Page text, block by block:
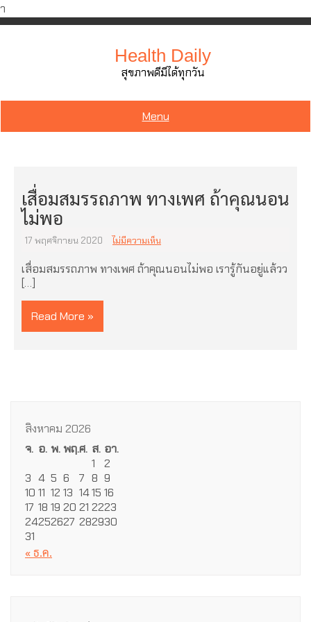
ำ
Skip
Health Daily
สุขภาพดีมีได้ทุกวัน
Menu
เสื่อมสมรรถภาพ ทางเพศ ถ้าคุณนอน
ไม่พอ
17 พฤศจิกายน 2020 ไม่มีความเห็น
เสื่อมสมรรถภาพ ทางเพศ ถ้าคุณนอนไม่พอ เรารู้กันอยู่แล้วว
[…]
Read More »
สิงหาคม 2026
จ. อ. พ.พฤ.ศ. ส. อา.
1
2
3 4 5 6 7 8 9
10 11 12 13 1415 16
17 18 19 20 21 2223
24252627 282930
31
« ธ.ค.